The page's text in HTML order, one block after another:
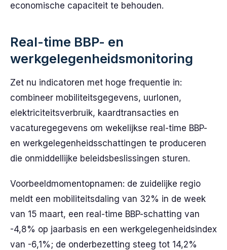
economische capaciteit te behouden.
Real-time BBP- en
werkgelegenheidsmonitoring
Zet nu indicatoren met hoge frequentie in:
combineer mobiliteitsgegevens, uurlonen,
elektriciteitsverbruik, kaardtransacties en
vacaturegegevens om wekelijkse real-time BBP-
en werkgelegenheidsschattingen te produceren
die onmiddellijke beleidsbeslissingen sturen.
Voorbeeldmomentopnamen: de zuidelijke regio
meldt een mobiliteitsdaling van 32% in de week
van 15 maart, een real-time BBP-schatting van
-4,8% op jaarbasis en een werkgelegenheidsindex
van -6,1%; de onderbezetting steeg tot 14,2%